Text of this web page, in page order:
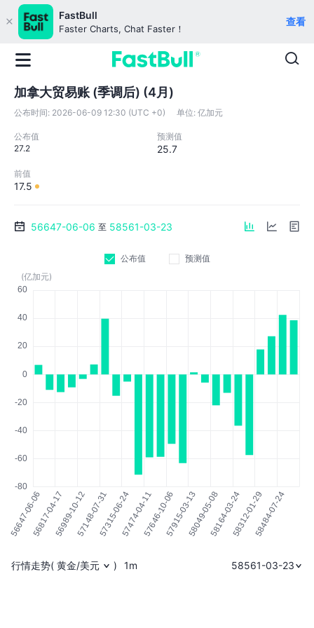
FastBull
Faster Charts, Chat Faster！
查看
加拿大贸易账 (季调后) (4月)
公布时间: 2026-06-09 12:30 (UTC +0) 单位: 亿加元
公布值
27.2
预测值
25.7
前值
17.5
56647-06-06 至 58561-03-23
公布值
预测值
(亿加元)
行情走势( 黄金/美元 ) 1m 58561-03-23